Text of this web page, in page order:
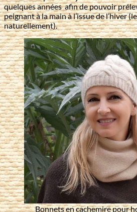
quelques années afin de pouvoir
peignant à la main à l’issue de l’hiver
naturellement).
Bonnets en cachemire pour